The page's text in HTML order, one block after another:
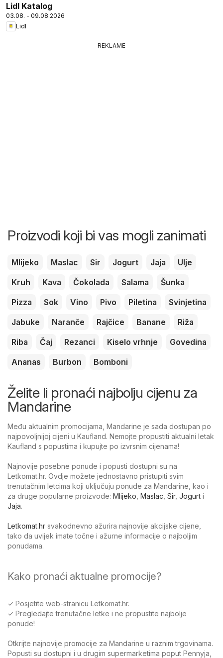
Lidl Katalog
03.08. - 09.08.2026
Lidl
REKLAME
Proizvodi koji bi vas mogli zanimati
Mlijeko Maslac Sir Jogurt Jaja
Ulje
Kruh
Kava Čokolada Salama
Šunka
Pizza
Sok Vino Pivo Piletina
Svinjetina
Jabuke
Naranče Rajčice Banane
Riža
Riba
Čaj Rezanci Kiselo vrhnje
Govedina
Ananas
Burbon Bomboni
Želite li pronaći najbolju cijenu za
Mandarine
Među aktualnim promocijama, Mandarine je sada dostupan po
najpovoljnijoj cijeni u Kaufland. Nemojte propustiti aktualni letak
Kaufland s popustima i kupujte po izvrsnim cijenama!
Najnovije posebne ponude i popusti dostupni su na
Letkomat.hr. Ovdje možete jednostavno pristupiti svim
trenutačnim letcima koji uključuju ponude za Mandarine, kao i
za druge popularne proizvode: Mlijeko Maslac Sir, Jogurt i
Jaja.
Letkomat.hr svakodnevno ažurira najnovije akcijske cijene,
tako da uvijek imate točne i ažurne informacije o najboljim
ponudama.
Kako pronaći aktualne promocije?
✓ Posjetite web-stranicu Letkomat.hr.
✓ Pregledajte trenutačne letke i ne propustite najbolje
ponude!
Otkrijte najnovije promocije za Mandarine u raznim trgovinama.
Popusti su dostupni i u drugim supermarketima poput Pennyja,